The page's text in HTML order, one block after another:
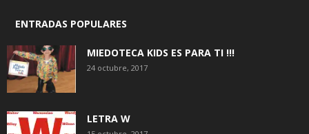
ENTRADAS POPULARES
MIEDOTECA KIDS ES PARA TI !!!
24 octubre, 2017
LETRA W